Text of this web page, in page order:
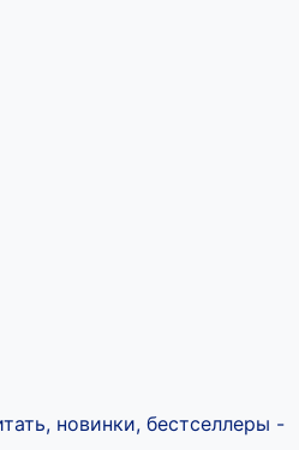
новинки, бестселлеры -